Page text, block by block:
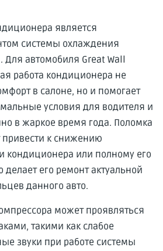
является
системы охлаждения
Для автомобиля Great Wall
работа кондиционера не
в салоне, но и помогает
условия для водителя и
в жаркое время года. Поломка
к снижению
кондиционера или полному его
делает его ремонт актуальной
данного авто.
может проявляться
такими как слабое
звуки при работе системы